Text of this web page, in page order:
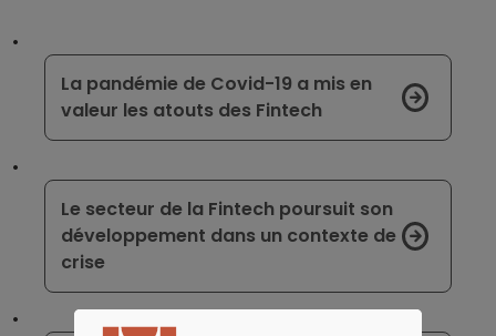
La pandémie de Covid-19 a mis en
valeur les atouts des Fintech
Le secteur de la Fintech poursuit son
développement dans un contexte de
crise